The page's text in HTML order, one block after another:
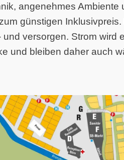
angenehmes
günstigen
versorgen. Strom
und bleiben daher auch